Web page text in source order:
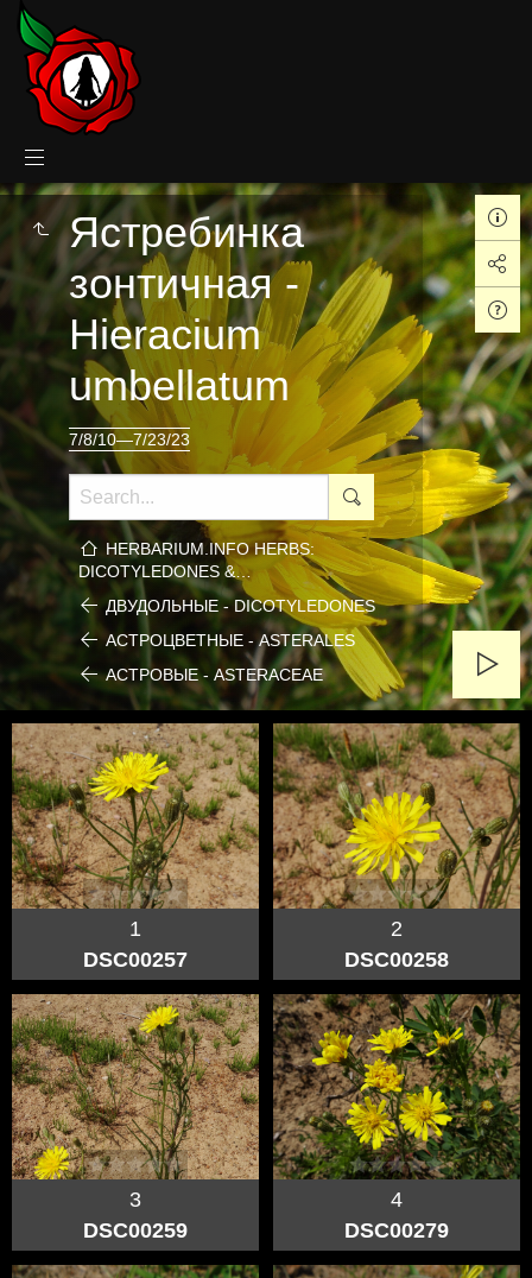
Ястребинка
зонтичная -
Hieracium
umbellatum
7/8/10—7/23/23
HERBARIUM.INFO HERBS:
DICOTYLEDONES &…
ДВУДОЛЬНЫЕ - DICOTYLEDONES
АСТРОЦВЕТНЫЕ - ASTERALES
АСТРОВЫЕ - ASTERACEAE
1
DSC00257
2
DSC00258
3
DSC00259
4
DSC00279